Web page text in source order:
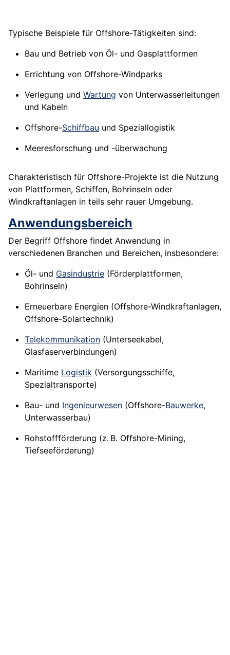
Typische Beispiele für Offshore-Tätigkeiten sind:
Bau und Betrieb von Öl- und Gasplattformen
Errichtung von Offshore-Windparks
Verlegung und Wartung von Unterwasserleitungen
und Kabeln
Offshore-Schiffbau und Speziallogistik
Meeresforschung und -überwachung
Charakteristisch für Offshore-Projekte ist die Nutzung
von Plattformen, Schiffen, Bohrinseln oder
Windkraftanlagen in teils sehr rauer Umgebung.
Anwendungsbereich
Der Begriff Offshore findet Anwendung in
verschiedenen Branchen und Bereichen, insbesondere:
Öl- und Gasindustrie (Förderplattformen,
Bohrinseln)
Erneuerbare Energien (Offshore-Windkraftanlagen,
Offshore-Solartechnik)
Telekommunikation (Unterseekabel,
Glasfaserverbindungen)
Maritime Logistik (Versorgungsschiffe,
Spezialtransporte)
Bau- und Ingenieurwesen (Offshore-Bauwerke,
Unterwasserbau)
Rohstoffförderung (z. B. Offshore-Mining,
Tiefseeförderung)